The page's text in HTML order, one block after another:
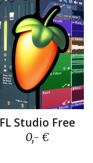
FL Studio Free
0,- €